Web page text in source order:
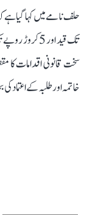
تک قید اور 5
سخت قانونی اقدامات کا
خاتمہ اور طلبہ کے اعتماد